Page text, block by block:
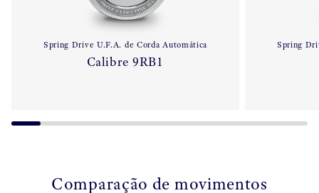
Spring Drive U.F.A. de Corda Automática
Calibre 9RB1
Spring
Comparação de movimentos